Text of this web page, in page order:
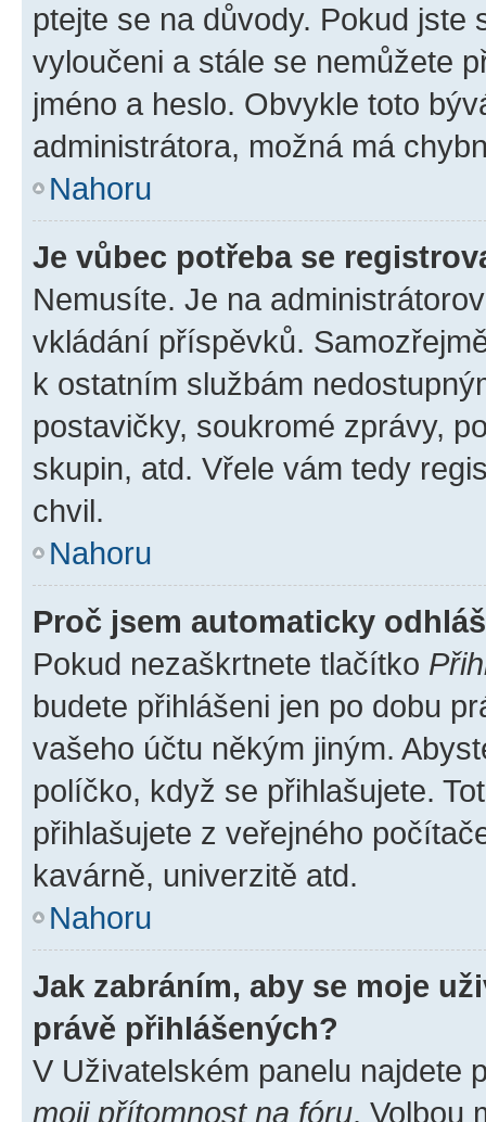
ptejte se na důvody. Pokud jste
vyloučeni a stále se nemůžete
jméno a heslo. Obvykle toto
administrátora, možná má
Nahoru
Je vůbec potřeba se
Nemusíte. Je na
vkládání příspěvků.
k ostatním službám
postavičky, soukromé zprávy,
skupin, atd. Vřele vám tedy
chvil.
Nahoru
Proč jsem automaticky
Pokud nezaškrtnete tlačítko
budete přihlášeni jen po dobu
vašeho účtu někým jiným.
políčko, když se přihlašujete.
přihlašujete z veřejného
kavárně, univerzitě atd.
Nahoru
Jak zabráním, aby se moje
právě přihlášených?
V Uživatelském panelu najdete
moji přítomnost na fóru. Volbou